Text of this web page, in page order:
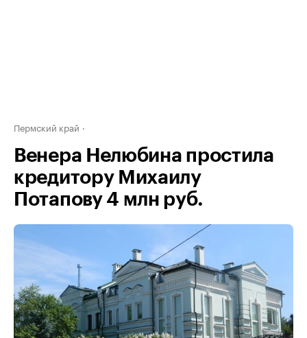
Пермский край
Венера Нелюбина простила
кредитору Михаилу
Потапову 4 млн руб.